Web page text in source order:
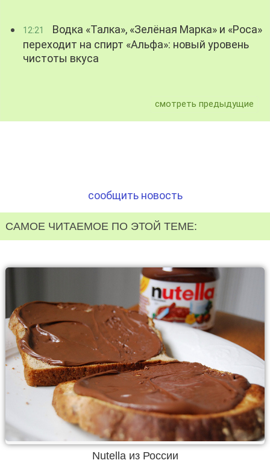
12:21
Водка «Талка», «Зелёная Марка» и «Роса»
переходит на спирт «Альфа»: новый уровень
чистоты вкуса
смотреть предыдущие
сообщить новость
САМОЕ ЧИТАЕМОЕ ПО ЭТОЙ ТЕМЕ:
Nutella из России